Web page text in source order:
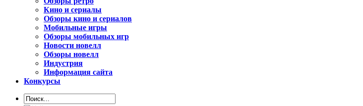
Кино и сериалы
Обзоры кино и сериалов
Мобильные игры
Обзоры мобильных игр
Новости новелл
Обзоры новелл
Индустрия
Информация сайта
Конкурсы